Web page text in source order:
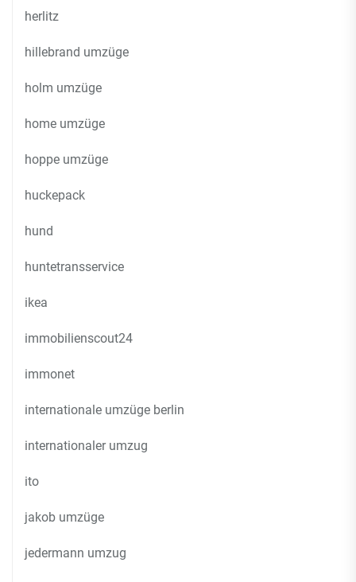
herlitz
hillebrand umzüge
holm umzüge
home umzüge
hoppe umzüge
huckepack
hund
huntetransservice
ikea
immobilienscout24
immonet
internationale umzüge berlin
internationaler umzug
ito
jakob umzüge
jedermann umzug